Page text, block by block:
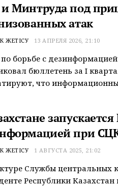
Минтруда под
атак
ЖЕТІСУ 13 АПРЕЛЯ 2026, 21:10
борьбе с
бюллетень за I
что
при
ЖЕТІСУ 1 АВГУСТА 2025, 21:02
Службы центральных
Республики